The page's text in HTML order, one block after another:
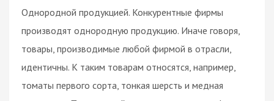
Однородной продукцией. Конкурентные фирмы
производят однородную продукцию. Иначе говоря,
товары, производимые любой фирмой в отрасли,
идентичны. К таким товарам относятся, например,
томаты первого сорта, тонкая шерсть и медная